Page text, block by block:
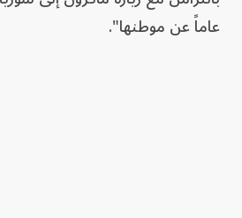
عاماً عن ‏موطنها".